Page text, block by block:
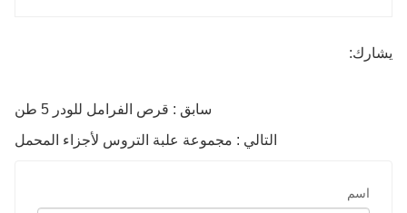
يشارك:
سابق : قرص الفرامل للودر 5 طن
التالي : مجموعة علبة التروس لأجزاء المحمل
اسم